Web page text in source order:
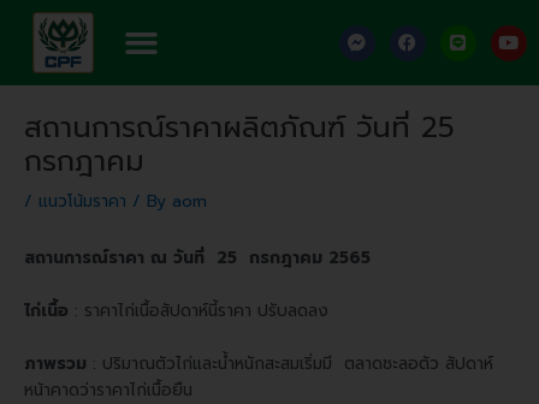
content
Menu F
a
e
o
o
s
e
F
a
e
b
o
o
L
i
e
Y
o
u
t
สถานการณ์ราคาผลิตภัณฑ์ วันที่ 25
กรกฎาคม
/ แนวโน้มราคา / By aom
สถานการณ์ราคา ณ วันที่ 25 กรกฎาคม 2565
ไก่เนื้อ : ราคาไก่เนื้อสัปดาห์นี้ราคา ปรับลดลง
ภาพรวม : ปริมาณตัวไก่และน้ำหนักสะสมเริ่มมี ตลาดชะลอตัว สัปดาห์
หน้าคาดว่าราคาไก่เนื้อยืน
navigation